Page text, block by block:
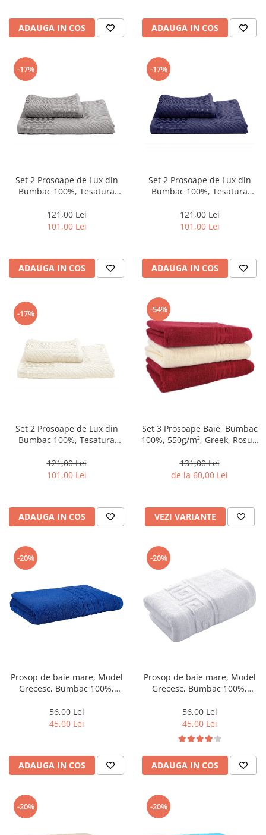
ADAUGA IN COS ADAUGA IN COS
-17%
Set 2 Prosoape de Lux din
Bumbac 100%, Tesatura
121,00 Lei
101,00 Lei
ADAUGA IN COS
-17%
Set 2 Prosoape de Lux din
Bumbac 100%, Tesatura
AQ5
121,00 Lei
101,00 Lei
ADAUGA IN COS
-17%
Set 2 Prosoape de Lux din
Bumbac 100%, Tesatura
121,00 Lei
101,00 Lei
ADAUGA IN COS
-54%
Set 3 Prosoape Baie, Bumbac
100%, 550g/m², Greek, Rosu /
131,00 Lei
de la 60,00 Lei
VEZI VARIANTE
-20%
Prosop de baie mare, Model
Grecesc, Bumbac 100%,
g/m² – Albastru-DN1
56,00 Lei
45,00 Lei
ADAUGA IN COS
-20%
Prosop de baie mare, Model
Grecesc, Bumbac 100%,
g/m² – Alb-DN12
56,00 Lei
45,00 Lei
ADAUGA IN COS
-20% -20%